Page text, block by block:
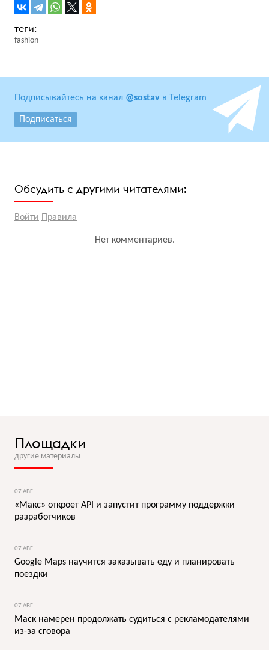
fashion
Подписывайтесь на канал @sostav в Telegram
Подписаться
Обсудить с другими читателями:
Войти Правила
Нет комментариев.
Площадки
другие материалы
07 АВГ
«Макс» откроет API и запустит программу поддержки
разработчиков
07 АВГ
Google Maps научится заказывать еду и планировать
поездки
07 АВГ
Маск намерен продолжать судиться с рекламодателями
из-за сговора